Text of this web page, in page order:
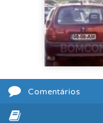
Comentários